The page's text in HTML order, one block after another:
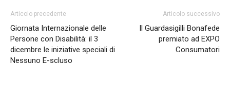
Articolo precedente
Giornata Internazionale delle
Persone con Disabilità: il 3
dicembre le iniziative speciali di
Nessuno E-scluso
Articolo successivo
Il Guardasigilli Bonafede
premiato ad EXPO
Consumatori